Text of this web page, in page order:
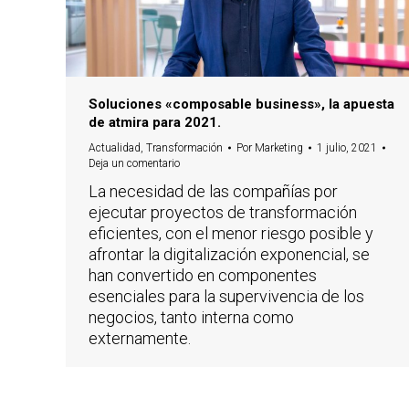
Soluciones «composable business», la apuesta
de atmira para 2021.
Actualidad, Transformación Por Marketing
1 julio, 2021
Deja un comentario
La necesidad de las compañías por
ejecutar proyectos de transformación
eficientes, con el menor riesgo posible y
afrontar la digitalización exponencial, se
han convertido en componentes
esenciales para la supervivencia de los
negocios, tanto interna como
externamente.